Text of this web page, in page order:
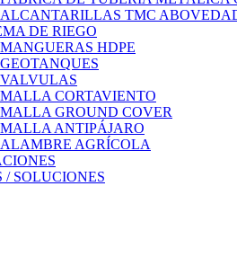
ALCANTARILLAS TMC
DE RIEGO
MANGUERAS HDPE
GEOTANQUES
VALVULAS
MALLA CORTAVIENTO
MALLA GROUND COVER
MALLA ANTIPÁJARO
ALAMBRE AGRÍCOLA
/ SOLUCIONES